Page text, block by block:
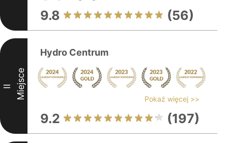
9.8 (56)
II Miejsce
Hydro Centrum
Pokaż więcej >>
9.2 (197)